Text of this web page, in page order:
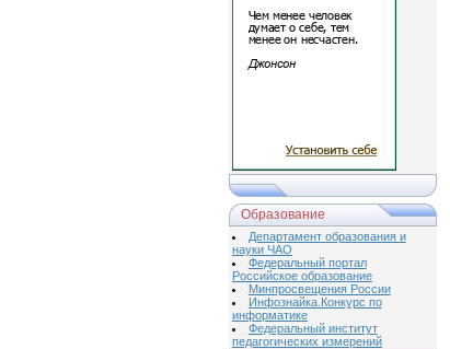
Образование
Департамент образования и
науки ЧАО
Федеральный портал
Российское образование
Минпросвещения России
Инфознайка.Конкурс по
информатике
Федеральный институт
педагогических измерений